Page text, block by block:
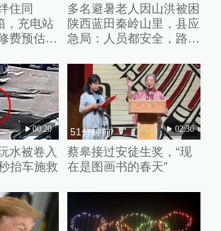
住同
，充电站
费预估2
多名避暑老人因山洪被困
陕西蓝田秦岭山里，县应
急局：人员都安全，路暂
00:20
水被卷入
抬车施救
51分钟前 02:36
蔡皋接过安徒生奖，“现
在是图画书的春天”